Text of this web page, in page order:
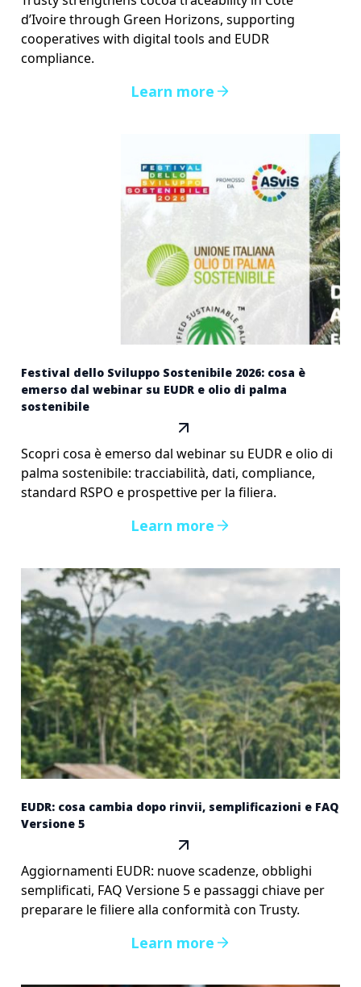
d’Ivoire through Green Horizons, supporting
cooperatives with digital tools and EUDR
compliance.
Learn more
Festival dello Sviluppo Sostenibile 2026: cosa è
emerso dal webinar su EUDR e olio di palma
sostenibile
Scopri cosa è emerso dal webinar su EUDR e olio di
palma sostenibile: tracciabilità, dati, compliance,
standard RSPO e prospettive per la filiera.
Learn more
EUDR: cosa cambia dopo rinvii, semplificazioni e FAQ
Versione 5
Aggiornamenti EUDR: nuove scadenze, obblighi
semplificati, FAQ Versione 5 e passaggi chiave per
preparare le filiere alla conformità con Trusty.
Learn more